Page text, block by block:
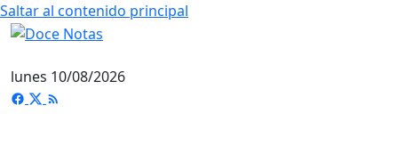
Saltar al contenido principal
lunes 10/08/2026